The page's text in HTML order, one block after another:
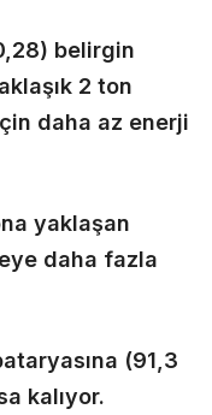
belirgin
2 ton
daha az enerji
yaklaşan
daha fazla
(91,3
kalıyor.